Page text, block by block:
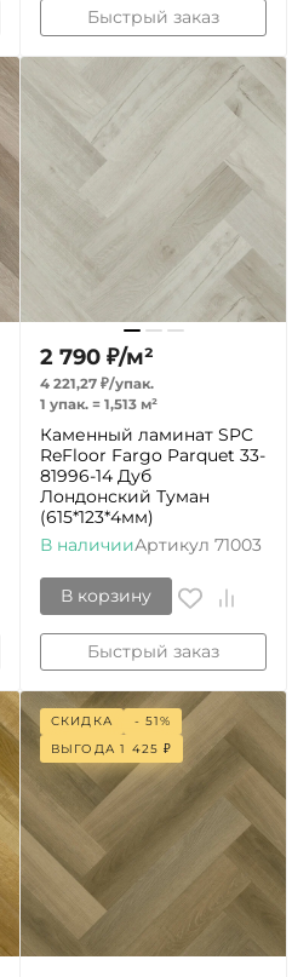
Быстрый заказ
2 790 ₽/м²
4 221,27 ₽/упак.
1 упак. = 1,513 м²
Каменный ламинат SPC
ReFloor Fargo Parquet 33-
81996-14 Дуб
Лондонский Туман
(615*123*4мм)
В наличииАртикул 71003
В корзину
Быстрый заказ
СКИДКА
- 51%
ВЫГОДА1 425 ₽